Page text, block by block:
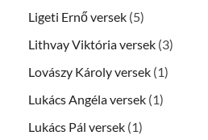
Ligeti Ernő versek (5)
Lithvay Viktória versek (3)
Lovászy Károly versek (1)
Lukács Angéla versek (1)
Lukács Pál versek (1)